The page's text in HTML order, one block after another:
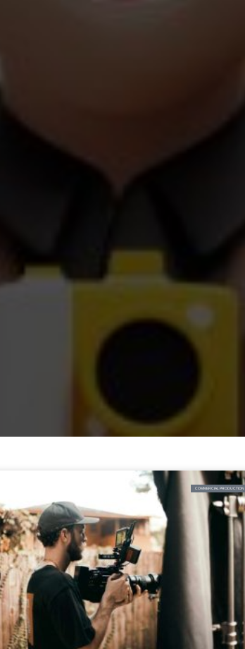
COMMERCIAL PRODUCTION